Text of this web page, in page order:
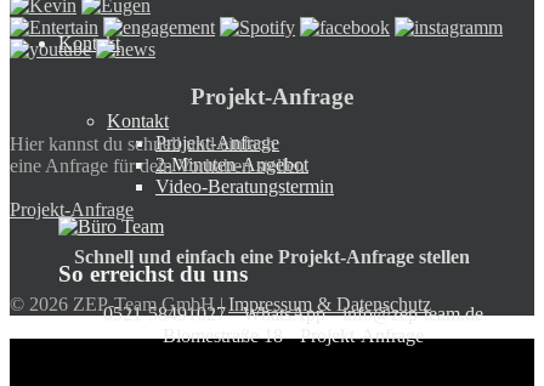
Kontakt
Kontakt
Projekt-Anfrage
2-Minuten-Angebot
Video-Beratungstermin
So erreichst du uns
0521-58491027 WhatsApp info@zep-team.de
Blomestraße 18 Projekt-Anfrage
Projekt-Anfrage
Hier kannst du schnell und einfach
eine Anfrage für dein Vorhaben stellen.
Projekt-Anfrage
Schnell und einfach eine Projekt-Anfrage stellen
© 2026 ZEP-Team GmbH |Impressum & Datenschutz